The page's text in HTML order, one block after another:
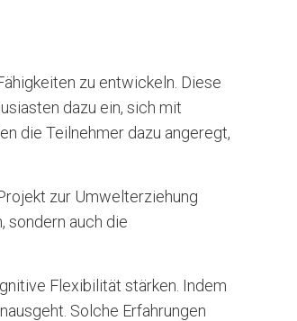
zu entwickeln. Diese
dazu ein, sich mit
die Teilnehmer dazu angeregt,
zur Umwelterziehung
sondern auch die
Flexibilität stärken. Indem
Solche Erfahrungen